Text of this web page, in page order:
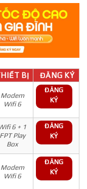
BỊ ĐĂNG KÝ
Modem
Wifi 6
ĐĂNG
KÝ
6 + 1
FPT Play
Box
ĐĂNG
KÝ
Modem
Wifi 6
ĐĂNG
KÝ